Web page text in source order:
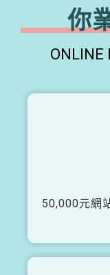
你
ONLINE
50,000元網